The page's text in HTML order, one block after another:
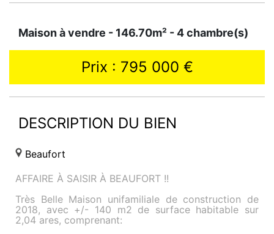
Maison à vendre - 146.70m² - 4 chambre(s)
Prix : 795 000 €
DESCRIPTION DU BIEN
Beaufort
AFFAIRE À SAISIR À BEAUFORT !!
Très Belle Maison unifamiliale de construction de
2018, avec +/- 140 m2 de surface habitable sur
2,04 ares, comprenant: